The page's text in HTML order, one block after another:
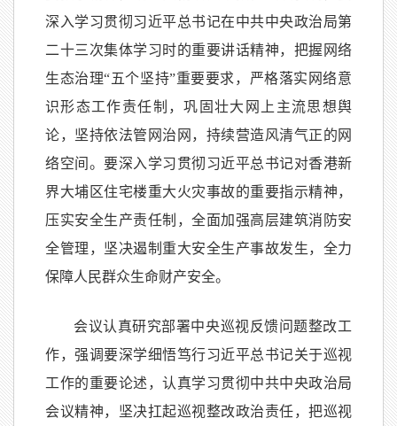
深入学习贯彻习近平总书记在中共中央政治局第
二十三次集体学习时的重要讲话精神，把握网络
生态治理“五个坚持”重要要求，严格落实网络意
识形态工作责任制，巩固壮大网上主流思想舆
论，坚持依法管网治网，持续营造风清气正的网
络空间。要深入学习贯彻习近平总书记对香港新
界大埔区住宅楼重大火灾事故的重要指示精神，
压实安全生产责任制，全面加强高层建筑消防安
全管理，坚决遏制重大安全生产事故发生，全力
保障人民群众生命财产安全。
会议认真研究部署中央巡视反馈问题整改工
作，强调要深学细悟笃行习近平总书记关于巡视
工作的重要论述，认真学习贯彻中共中央政治局
会议精神，坚决扛起巡视整改政治责任，把巡视